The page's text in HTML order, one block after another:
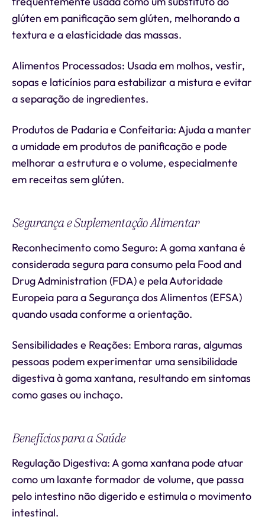
glúten em panificação sem glúten, melhorando a
textura e a elasticidade das massas.
Alimentos Processados: Usada em molhos, vestir,
sopas e laticínios para estabilizar a mistura e evitar
a separação de ingredientes.
Produtos de Padaria e Confeitaria: Ajuda a manter
a umidade em produtos de panificação e pode
melhorar a estrutura e o volume, especialmente
em receitas sem glúten.
Segurança e Suplementação Alimentar
Reconhecimento como Seguro: A goma xantana é
considerada segura para consumo pela Food and
Drug Administration (FDA) e pela Autoridade
Europeia para a Segurança dos Alimentos (EFSA)
quando usada conforme a orientação.
Sensibilidades e Reações: Embora raras, algumas
pessoas podem experimentar uma sensibilidade
digestiva à goma xantana, resultando em sintomas
como gases ou inchaço.
Benefícios para a Saúde
Regulação Digestiva: A goma xantana pode atuar
como um laxante formador de volume, que passa
pelo intestino não digerido e estimula o movimento
intestinal.